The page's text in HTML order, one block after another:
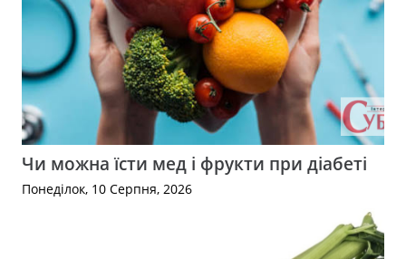
Чи можна їсти мед і фрукти при діабеті
Понеділок, 10 Серпня, 2026